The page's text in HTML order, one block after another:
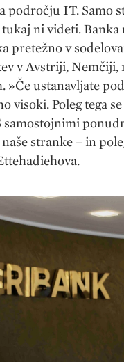
področju IT. Samo
tukaj ni videti.
pretežno v
v Avstriji, Nemčiji,
»Če ustanavljate
visoki. Poleg tega
samostojnimi
stranke – in